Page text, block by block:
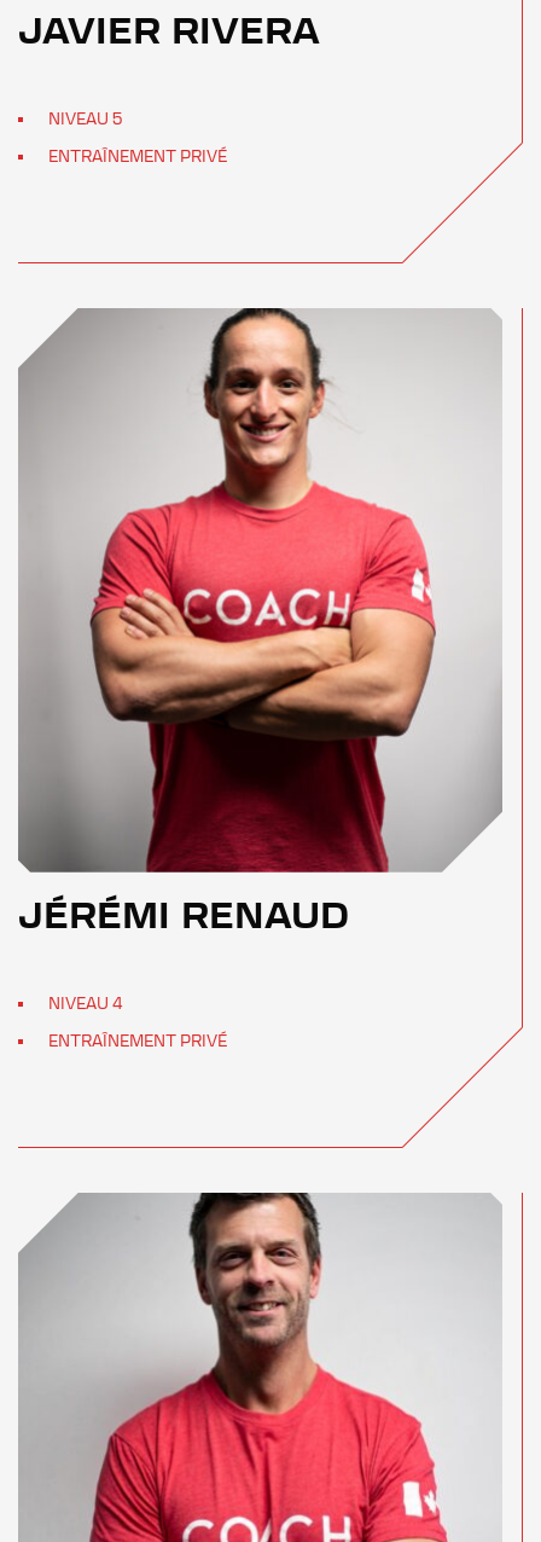
JAVIER RIVERA
NIVEAU 5
ENTRAÎNEMENT PRIVÉ
JÉRÉMI RENAUD
NIVEAU 4
ENTRAÎNEMENT PRIVÉ